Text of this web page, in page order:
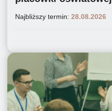
Najbliższy termin: 28.08.2026